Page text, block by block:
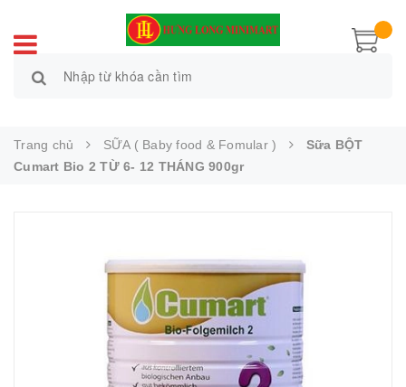
Trang chủ SỮA ( Baby food & Fomular )
Sữa BỘT
Cumart Bio 2 TỪ 6- 12 THÁNG 900gr